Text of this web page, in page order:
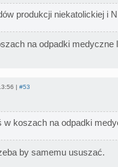
produkcji niekatolickiej i
na odpadki medyczne
| #53
w koszach na odpadki
by samemu ususzać.